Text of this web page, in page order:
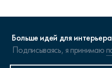
Больше идей для
Подписываясь, я принимаю